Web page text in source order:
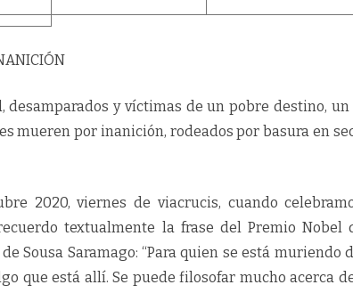
desamparados y víctimas de un pobre destino,
mueren por inanición, rodeados por basura en
2020, viernes de viacrucis, cuando
textualmente la frase del Premio Nobel
Sousa Saramago: “Para quien se está
que está allí. Se puede filosofar mucho acerca